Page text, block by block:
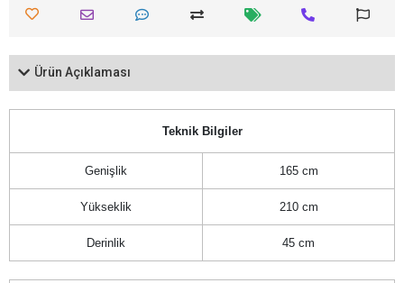
Ürün Açıklaması
Teknik Bilgiler
Genişlik 165 cm
Yükseklik 210 cm
Derinlik 45 cm